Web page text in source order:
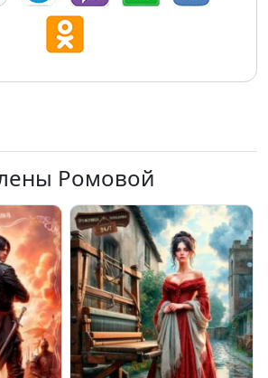
Ромовой